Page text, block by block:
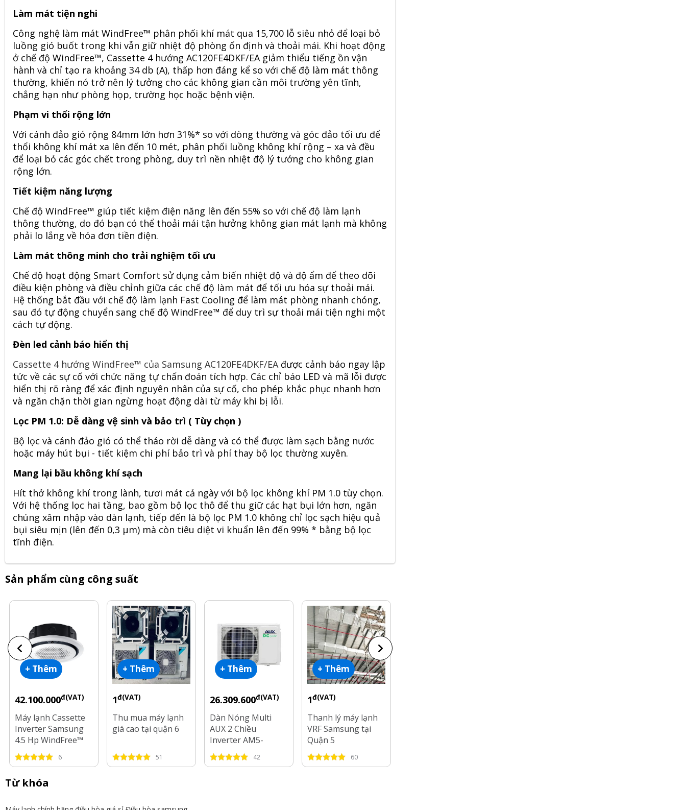
Làm mát tiện nghi
Công nghệ làm mát WindFree™ phân phối khí mát qua 15,700 lỗ siêu nhỏ để loại bỏ
luồng gió buốt trong khi vẫn giữ nhiệt độ phòng ổn định và thoải mái. Khi hoạt động
ở chế độ WindFree™, Cassette 4 hướng AC120FE4DKF/EAgiảm thiểu tiếng ồn vận
hành và chỉ tạo ra khoảng 34 db (A), thấp hơn đáng kể so với chế độ làm mát thông
thường, khiến nó trở nên lý tưởng cho các không gian cần môi trường yên tĩnh,
chẳng hạn như phòng họp, trường học hoặc bệnh viện.
Phạm vi thổi rộng lớn
Với cánh đảo gió rộng 84mm lớn hơn 31%* so với dòng thường và góc đảo tối ưu để
thổi không khí mát xa lên đến 10 mét, phân phối luồng không khí rộng – xa và đều
để loại bỏ các góc chết trong phòng, duy trì nền nhiệt độ lý tưởng cho không gian
rộng lớn.
Tiết kiệm năng lượng
Chế độ WindFree™ giúp tiết kiệm điện năng lên đến 55% so với chế độ làm lạnh
thông thường, do đó bạn có thể thoải mái tận hưởng không gian mát lạnh mà không
phải lo lắng về hóa đơn tiền điện.
Làm mát thông minh cho trải nghiệm tối ưu
Chế độ hoạt động Smart Comfort sử dụng cảm biến nhiệt độ và độ ẩm để theo dõi
điều kiện phòng và điều chỉnh giữa các chế độ làm mát để tối ưu hóa sự thoải mái.
Hệ thống bắt đầu với chế độ làm lạnh Fast Cooling để làm mát phòng nhanh chóng,
sau đó tự động chuyển sang chế độ WindFree™ để duy trì sự thoải mái tiện nghi một
cách tự động.
Đèn led cảnh báo hiển thị
Cassette 4 hướng WindFree™ của Samsung AC120FE4DKF/EAđược cảnh báo ngay lập
tức về các sự cố với chức năng tự chẩn đoán tích hợp. Các chỉ báo LED và mã lỗi được
hiển thị rõ ràng để xác định nguyên nhân của sự cố, cho phép khắc phục nhanh hơn
và ngăn chặn thời gian ngừng hoạt động dài từ máy khi bị lỗi.
Lọc PM 1.0: Dễ dàng vệ sinh và bảo trì ( Tùy chọn )
Bộ lọc và cánh đảo gió có thể tháo rời dễ dàng và có thể được làm sạch bằng nước
hoặc máy hút bụi - tiết kiệm chi phí bảo trì và phí thay bộ lọc thường xuyên.
Mang lại bầu không khí sạch
Hít thở không khí trong lành, tươi mát cả ngày với bộ lọc không khí PM 1.0 tùy chọn.
Với hệ thống lọc hai tầng, bao gồm bộ lọc thô để thu giữ các hạt bụi lớn hơn, ngăn
chúng xâm nhập vào dàn lạnh, tiếp đến là bộ lọc PM 1.0 không chỉ lọc sạch hiệu quả
bụi siêu mịn (lên đến 0,3 μm) mà còn tiêu diệt vi khuẩn lên đến 99% * bằng bộ lọc
tĩnh điện.
Sản phẩm cùng công suất
+ Thêm
42.100.000đ(VAT)
Máy lạnh Cassette
Inverter Samsung
4.5 Hp WindFree™
360
AC120FE6DKF/EA-
6
+ Thêm
1đ(VAT)
Thu mua máy lạnh
giá cao tại quận 6
51
+ Thêm
26.309.600đ(VAT)
Dàn Nóng Multi
AUX 2 Chiều
Inverter AM5-
H42/4DR3 -
42000BTU
42
+ Thêm
1đ(VAT)
Thanh lý máy lạnh
VRF Samsung tại
Quận 5
60
Từ khóa